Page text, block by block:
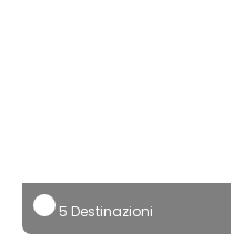
5 Destinazioni